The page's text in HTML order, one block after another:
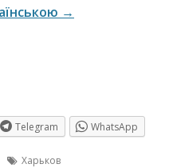
→
Telegram WhatsApp
Харьков